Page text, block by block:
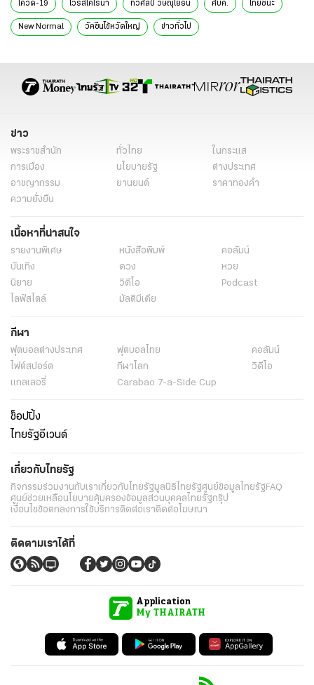
โควิด-19 ไวรัสโคโรนา ทวีศิลป์ วิษณุโยธิน ศบค. ไทยชนะ
New Normal วัคซีนไข้หวัดใหญ่ ข่าวทั่วไป
ข่าว
พระราชสำนัก ทั่วไทย
ในกระแส
การเมือง
นโยบายรัฐ
ต่างประเทศ
อาชญากรรม
ยานยนต์
ราคาทองคำ
ความยั่งยืน
เนื้อหาที่น่าสนใจ
รายงานพิเศษ หนังสือพิมพ์
คอลัมน์
บันเทิง
ดวง
หวย
นิยาย
วิดีโอ
Podcast
ไลฟ์สไตล์
มัลติมีเดีย
กีฬา
ฟุตบอลต่่างประเทศ ฟุตบอลไทย
คอลัมน์
ไฟต์สปอร์ต
กีฬาโลก
วิดีโอ
แกลเลอรี่
Carabao 7-a-Side Cup
ช็อปปิ้ง
ไทยรัฐอีเวนต์
เกี่ยวกับไทยรัฐ
กิจกรรมร่วมงานกับเราเกี่ยวกับไทยรัฐมูลนิธิไทยรัฐศูนย์ข้อมูลไทยรัฐFAQ
ศูนย์ช่วยเหลือนโยบายคุ้มครองข้อมูลส่วนบุคคลไทยรัฐกรุ๊ป
เงื่อนไขข้อตกลงการใช้บริการติดต่อเราติดต่อโฆษณา
ติดตามเราได้ที่
Application
My THAIRATH